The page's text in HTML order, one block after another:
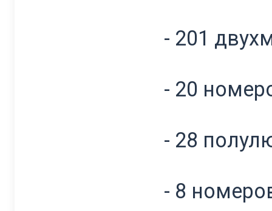
- 201
- 20
- 28
- 8